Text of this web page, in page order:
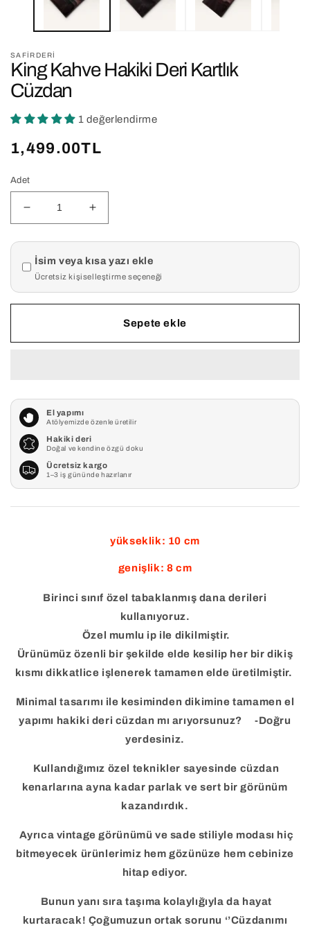
SAFIRDERI
King Kahve Hakiki Deri Kartlık
Cüzdan
1 değerlendirme
Normal
1,499.00TL
Adet
Kahve
Hakiki
Deri
Kartlık
için
King
Kahve
Hakiki
Deri
Kartlık
için
artırın
Ürün kişiselleştirme
İsim veya kısa yazı ekle
Ücretsiz kişiselleştirme seçeneği
Sepete ekle
El yapımı
Atölyemizde özenle üretilir
Hakiki deri
Doğal ve kendine özgü doku
Ücretsiz kargo
1–3 iş gününde hazırlanır
yükseklik: 10 cm
genişlik: 8 cm
Birinci sınıf özel tabaklanmış dana derileri
kullanıyoruz.
Özel mumlu ip ile dikilmiştir.
Ürünümüz özenli bir şekilde elde kesilip her bir dikiş
kısmı dikkatlice işlenerek tamamen elde üretilmiştir.
Minimal tasarımı ile kesiminden dikimine tamamen el
yapımı hakiki deri cüzdan mı arıyorsunuz? -Doğru
yerdesiniz.
Kullandığımız özel teknikler sayesinde cüzdan
kenarlarına ayna kadar parlak ve sert bir görünüm
kazandırdık.
Ayrıca vintage görünümü ve sade stiliyle modası hiç
bitmeyecek ürünlerimiz hem gözünüze hem cebinize
hitap ediyor.
Bunun yanı sıra taşıma kolaylığıyla da hayat
kurtaracak! Çoğumuzun ortak sorunu ‘’Cüzdanımı